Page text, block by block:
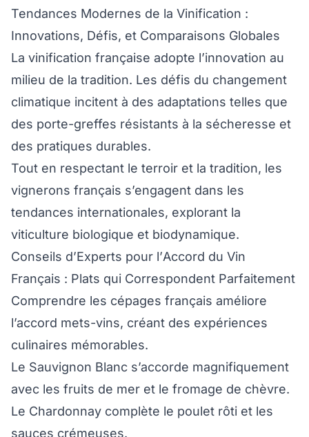
Tendances Modernes de la Vinification :
Innovations, Défis, et Comparaisons Globales
La vinification française adopte l’innovation au
milieu de la tradition. Les défis du changement
climatique incitent à des adaptations telles que
des porte-greffes résistants à la sécheresse et
des pratiques durables.
Tout en respectant le terroir et la tradition, les
vignerons français s’engagent dans les
tendances internationales, explorant la
viticulture biologique et biodynamique.
Conseils d’Experts pour l’Accord du Vin
Français : Plats qui Correspondent Parfaitement
Comprendre les cépages français améliore
l’accord mets-vins, créant des expériences
culinaires mémorables.
Le Sauvignon Blanc s’accorde magnifiquement
avec les fruits de mer et le fromage de chèvre.
Le Chardonnay complète le poulet rôti et les
sauces crémeuses.